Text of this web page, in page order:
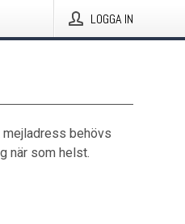
LOGGA IN
mejladress behövs
när som helst.